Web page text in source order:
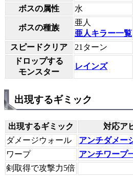
ボスの属性
水
ボスの種族
亜人
亜人キラー一覧
スピードクリア
21ターン
ドロップする
モンスター
レインズ
出現するギミック
出現するギミック
対応ア
ダメージウォール
アンチダメー
ワープ
アンチワープ
剣取得で攻撃力5倍